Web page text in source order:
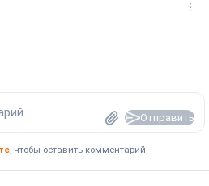
Отправить
, чтобы оставить комментарий